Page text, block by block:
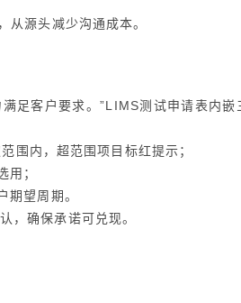
从源头减少沟通成本。
足客户要求。”LIMS测试申请表内嵌
围内，超范围项目标红提示；
用；
期望周期。
，确保承诺可兑现。